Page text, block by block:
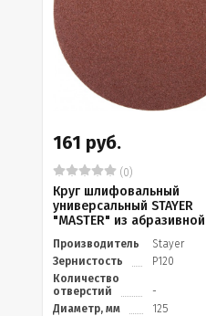
161 руб.
(0)
Круг шлифовальный
универсальный STAYER
"MASTER" из
Производитель
Stayer
Зернистость
Р120
Количество
отверстий
-
Диаметр, мм
125